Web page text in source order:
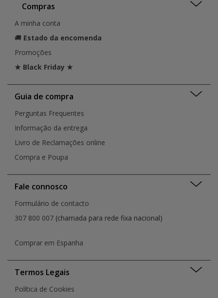
Compras
A minha conta
🚚 Estado da encomenda
Promoções
★ Black Friday ★
Guia de compra
Perguntas Frequentes
Informação da entrega
Livro de Reclamações online
Compra e Poupa
Fale connosco
Formulário de contacto
307 800 007 (chamada para rede fixa nacional)
Comprar em Espanha
Termos Legais
Política de Cookies